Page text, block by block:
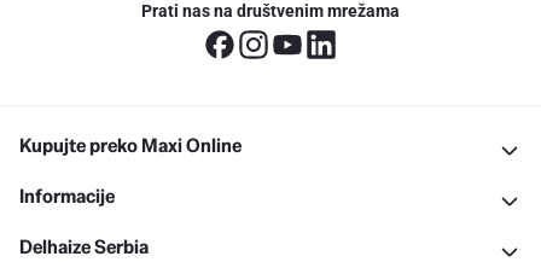
Prati nas na društvenim mrežama
Kupujte preko Maxi Online
Informacije
Delhaize Serbia